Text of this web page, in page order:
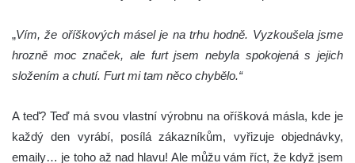
„Vím, že oříškových másel je na trhu hodně. Vyzkoušela jsme
hrozně moc značek, ale furt jsem nebyla spokojená s jejich
složením a chutí. Furt mi tam něco chybělo.“
A teď? Teď má svou vlastní výrobnu na oříšková másla, kde je
každý den vyrábí, posílá zákazníkům, vyřizuje objednávky,
emaily… je toho až nad hlavu! Ale můžu vám říct, že když jsem